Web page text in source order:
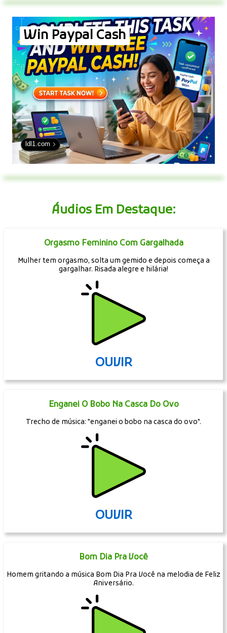
Win Paypal Cash
ldl1.com
Áudios Em Destaque:
Orgasmo Feminino Com Gargalhada
Mulher tem orgasmo, solta um gemido e depois começa a
gargalhar. Risada alegre e hilária!
OUVIR
Enganei O Bobo Na Casca Do Ovo
Trecho de música: "enganei o bobo na casca do ovo".
OUVIR
Bom Dia Pra Você
Homem gritando a música Bom Dia Pra Você na melodia de Feliz
Aniversário.